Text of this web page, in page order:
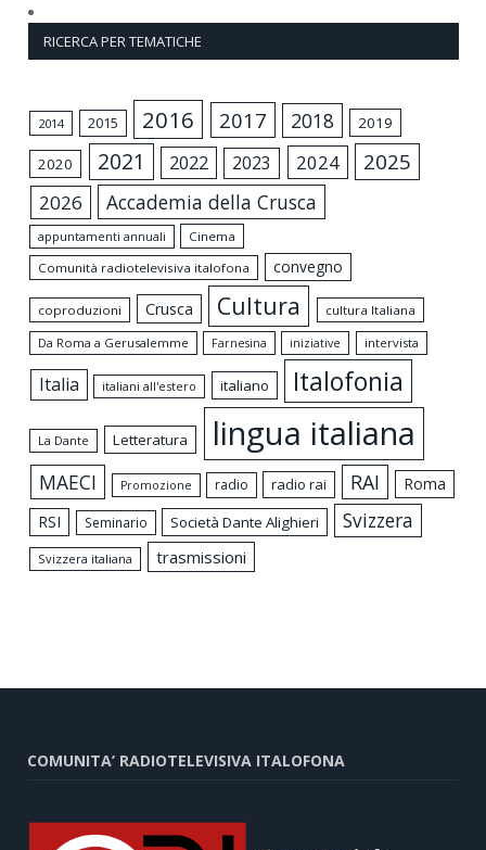
RICERCA PER TEMATICHE
2014 2015 2016 2017 2018 2019
2020 2021 2022 2023 2024 2025
2026 Accademia della Crusca
appuntamenti annuali
Cinema
Comunità radiotelevisiva italofona
convegno
coproduzioni Crusca Cultura
cultura Italiana
Da Roma a Gerusalemme
Farnesina iniziative intervista
Italia italiani all'estero italiano Italofonia
La Dante Letteratura lingua italiana
MAECI Promozione radio radio rai RAI
Roma
RSI
Seminario Società Dante Alighieri Svizzera
Svizzera italiana trasmissioni
COMUNITA’ RADIOTELEVISIVA ITALOFONA